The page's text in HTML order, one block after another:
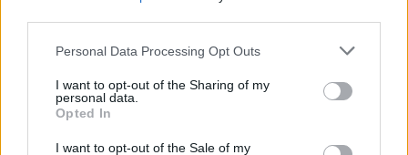
Personal Data Processing Opt Outs
I want to opt-out of the Sharing of my
personal data.
Opted In
I want to opt-out of the Sale of my
Raktažodžiai skola Vytautas Vaičius
Komentarai